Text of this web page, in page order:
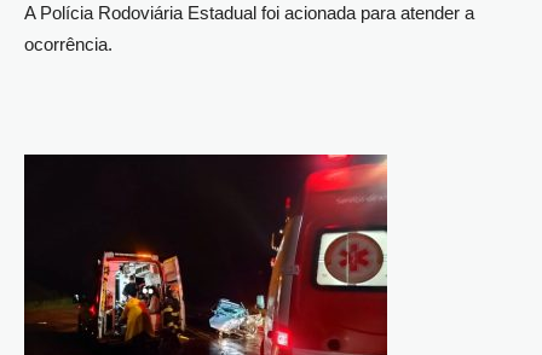
A Polícia Rodoviária Estadual foi acionada para atender a
ocorrência.